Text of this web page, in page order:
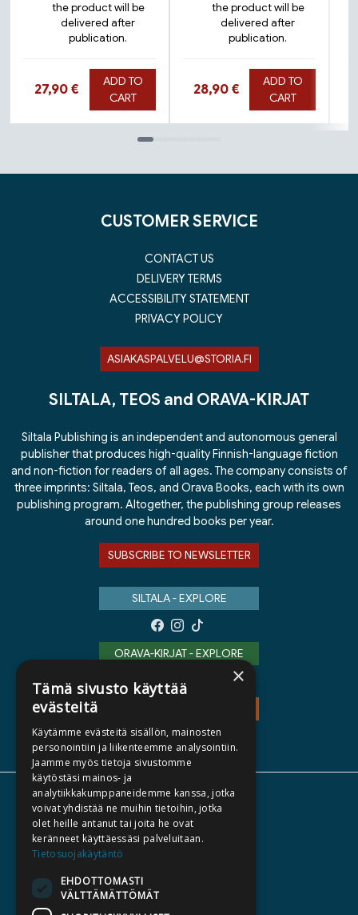
the product will be
delivered after
publication.
Hinta nyt
27,90 €
ADD TO
CART
the product will be
delivered after
publication.
Hinta nyt
28,90 €
ADD TO
CART
CUSTOMER SERVICE
CONTACT US
DELIVERY TERMS
ACCESSIBILITY STATEMENT
PRIVACY POLICY
ASIAKASPALVELU@STORIA.FI
SILTALA, TEOS and ORAVA-KIRJAT
Siltala Publishing is an independent and autonomous general
publisher that produces high-quality Finnish-language fiction
and non-fiction for readers of all ages. The company consists of
three imprints: Siltala, Teos, and Orava Books, each with its own
publishing program. Altogether, the publishing group releases
around one hundred books per year.
SUBSCRIBE TO NEWSLETTER
SILTALA - EXPLORE
ORAVA-KIRJAT - EXPLORE
ABOUT US
AUTHORS
CATALOGUES
×
Tämä sivusto käyttää
evästeitä
Käytämme evästeitä sisällön, mainosten
personointiin ja liikenteemme analysointiin.
Jaamme myös tietoja sivustomme
käytöstäsi mainos- ja
analytiikkakumppaneidemme kanssa, jotka
voivat yhdistää ne muihin tietoihin, jotka
olet heille antanut tai joita he ovat
keränneet käyttäessäsi palveluitaan.
Tietosuojakäytäntö
EHDOTTOMASTI
VÄLTTÄMÄTTÖMÄT